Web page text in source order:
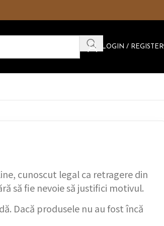
LOGIN / REGISTER
cunoscut legal ca retragere din
să fie nevoie să justifici motivul.
Dacă produsele nu au fost încă